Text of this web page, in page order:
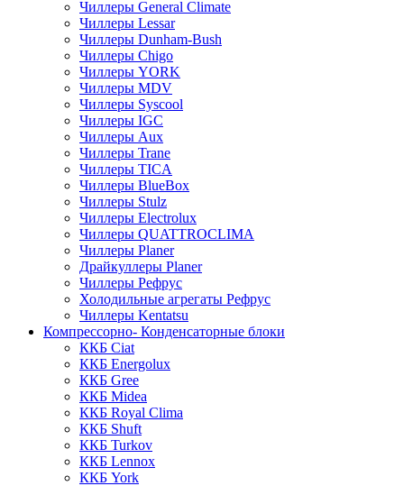
Чиллеры General Climate
Чиллеры Lessar
Чиллеры Dunham-Bush
Чиллеры Chigo
Чиллеры YORK
Чиллеры MDV
Чиллеры Syscool
Чиллеры IGC
Чиллеры Aux
Чиллеры Trane
Чиллеры TICA
Чиллеры BlueBox
Чиллеры Stulz
Чиллеры Electrolux
Чиллеры QUATTROCLIMA
Чиллеры Planer
Драйкуллеры Planer
Чиллеры Рефрус
Холодильные агрегаты Рефрус
Чиллеры Kentatsu
Компрессорно- Конденсаторные блоки
ККБ Ciat
ККБ Energolux
ККБ Gree
ККБ Midea
ККБ Royal Clima
ККБ Shuft
ККБ Turkov
ККБ Lennox
ККБ York